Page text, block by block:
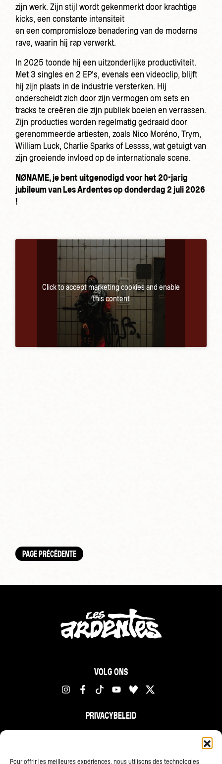
Pour offrir les meilleures expériences, nous utilisons des technologies
zijn werk. Zijn stijl wordt gekenmerkt door krachtige
kicks, een constante intensiteit
en een compromisloze benadering van de moderne
rave, waarin hij rap verwerkt.
In 2025 toonde hij een uitzonderlijke productiviteit.
Met 3 singles en 2 EP’s, evenals een videoclip, blijft
hij zijn plaats in de industrie versterken. Hij
onderscheidt zich door zijn vermogen om sets en
tracks te creëren die zijn publiek boeien en verrassen.
Zijn producties worden regelmatig gedraaid door
gerenommeerde artiesten, zoals Nico Moréno, Trym,
William Luck, Charlie Sparks of Lessss, wat getuigt van
zijn groeiende invloed op de internationale scene.
NØNAME, je bent uitgenodigd voor het 20-jarig
jubileum van Les Ardentes op donderdag 2 juli 2026
!
Click to accept marketing cookies and enable
this content
PAGE PRÉCÉDENTE
VOLG ONS
PRIVACYBELEID